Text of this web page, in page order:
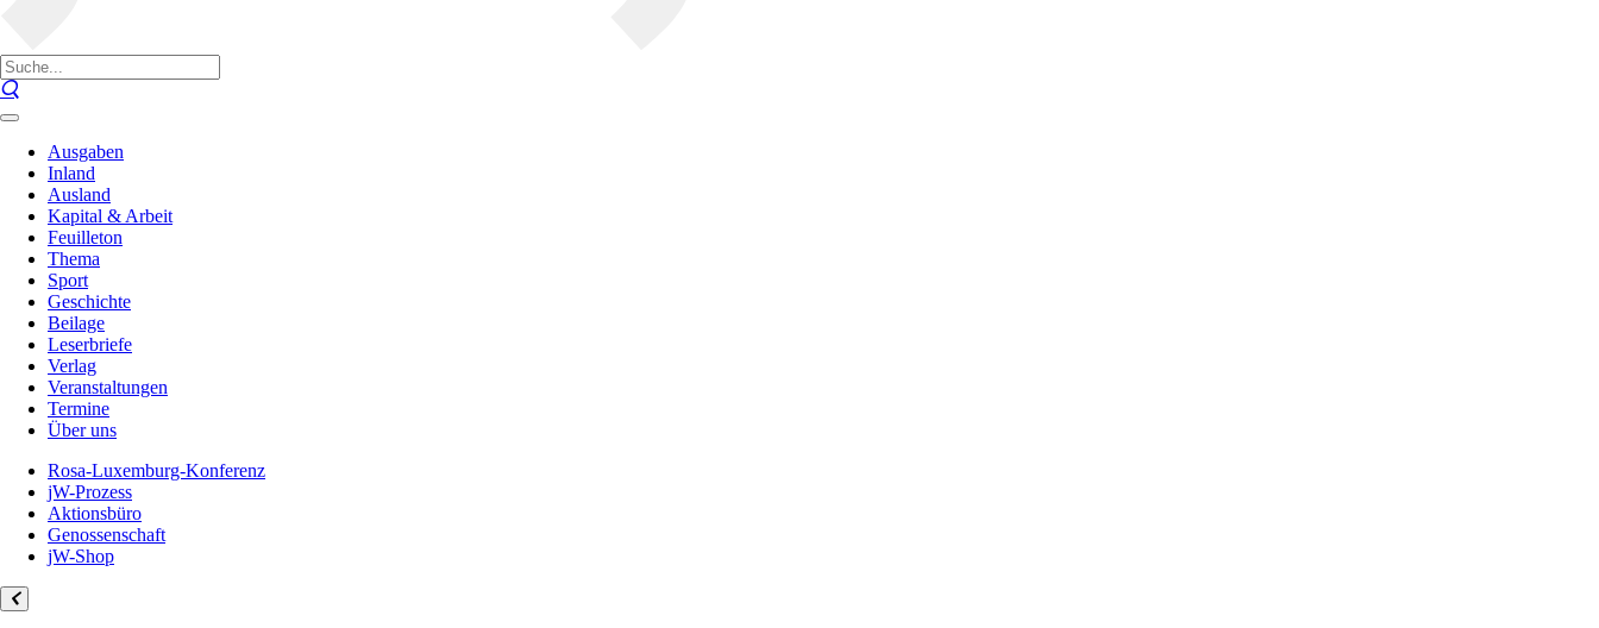
Ausgaben
Inland
Ausland
Kapital & Arbeit
Feuilleton
Thema
Sport
Geschichte
Beilage
Leserbriefe
Verlag
Veranstaltungen
Termine
Über uns
Rosa-Luxemburg-Konferenz
jW-Prozess
Aktionsbüro
Genossenschaft
jW-Shop